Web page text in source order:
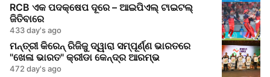
RCB ଏକ ପଦକ୍ଷେପ ଦୂରେ – ଆଇପିଏଲ୍ ଟାଇଟଲ୍
ଜିତିବାରେ
433 day's ago
ମନ୍ତ୍ରୀ କିରେନ୍ ରିଜିଜୁ ଦ୍ୱାରା ସମ୍ପୂର୍ଣ୍ଣ ଭାରତରେ
"ଖେଳା ଭାରତ" କ୍ରୀଡା କେନ୍ଦ୍ର ଆରମ୍ଭ
472 day's ago